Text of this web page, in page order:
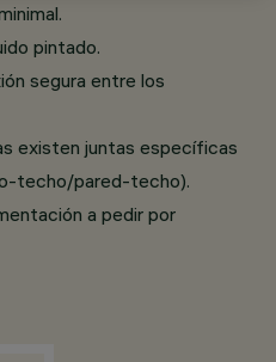
pintado.
segura entre los
existen juntas específicas
techo/pared-techo).
a pedir por